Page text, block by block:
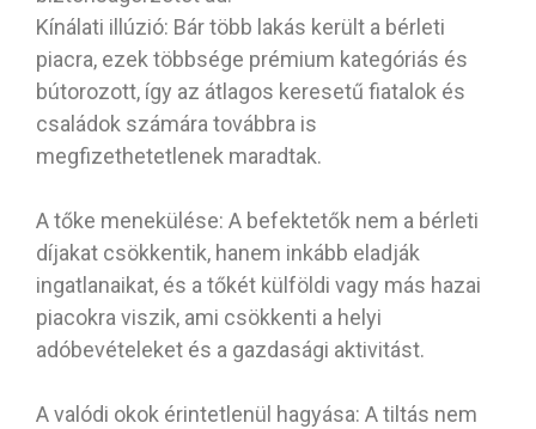
Kínálati illúzió: Bár több lakás került a bérleti
piacra, ezek többsége prémium kategóriás és
bútorozott, így az átlagos keresetű fiatalok és
családok számára továbbra is
megfizethetetlenek maradtak.
A tőke menekülése: A befektetők nem a bérleti
díjakat csökkentik, hanem inkább eladják
ingatlanaikat, és a tőkét külföldi vagy más hazai
piacokra viszik, ami csökkenti a helyi
adóbevételeket és a gazdasági aktivitást.
A valódi okok érintetlenül hagyása: A tiltás nem